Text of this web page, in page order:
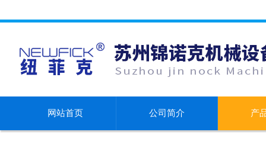
网站首页 公司简介 产